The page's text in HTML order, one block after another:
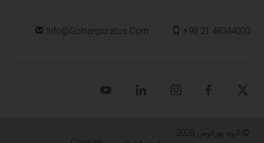
+98 21 48344000
Info@golnanpuratos.com
© گروه پوراتوس 2026